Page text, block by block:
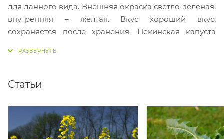
для данного вида. Внешняя окраска светло-зелёная,
внутренняя – желтая. Вкус хороший вкус,
сохраняется после хранения. Пекинская капуста
Статьи